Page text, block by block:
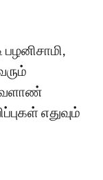
வேளாண்
எதுவும்